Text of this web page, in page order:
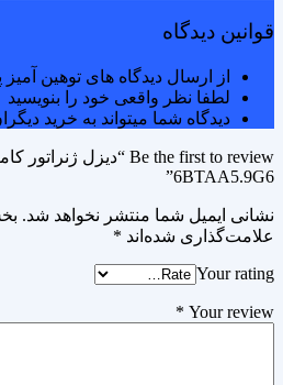
قوانین دیدگاه
از ارسال دیدگاه های توهین آمیز
لطفا نظر واقعی خود را بنویسید
دیدگاه شما میتواند به خرید
6BTAA5.9G6”
نشانی ایمیل شما منتشر نخواهد شد.
علامت‌گذاری شده‌اند *
Your rating
Your review
*